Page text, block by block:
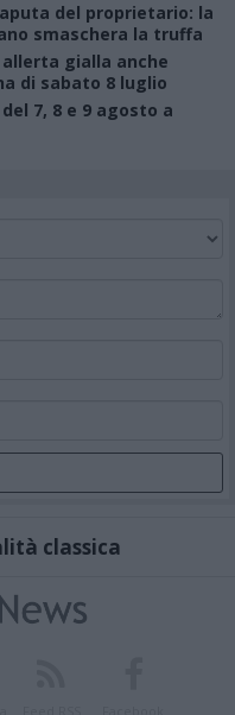
del proprietario: la
smaschera la truffa
gialla anche
di sabato 8 luglio
7, 8 e 9 agosto a
classica